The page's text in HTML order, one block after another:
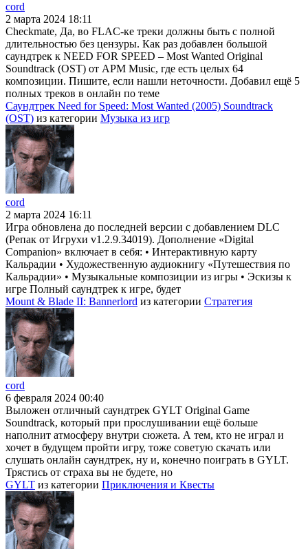
cord
2 марта 2024 18:11
Checkmate, Да, во FLAC-ке треки должны быть с полной
длительностью без цензуры. Как раз добавлен большой
саундтрек к NEED FOR SPEED – Most Wanted Original
Soundtrack (OST) от APM Music, где есть целых 64
композиции. Пишите, если нашли неточности. Добавил ещё 5
полных треков в онлайн по теме
Саундтрек Need for Speed: Most Wanted (2005) Soundtrack
(OST) из категории Музыка из игр
cord
2 марта 2024 16:11
Игра обновлена до последней версии с добавлением DLC
(Репак от Игрухи v1.2.9.34019). Дополнение «Digital
Companion» включает в себя: • Интерактивную карту
Кальрадии • Художественную аудиокнигу «Путешествия по
Кальрадии» • Музыкальные композиции из игры • Эскизы к
игре Полный саундтрек к игре, будет
Mount & Blade II: Bannerlord из категории Стратегия
cord
6 февраля 2024 00:40
Выложен отличный саундтрек GYLT Original Game
Soundtrack, который при прослушивании ещё больше
наполнит атмосферу внутри сюжета. А тем, кто не играл и
хочет в будущем пройти игру, тоже советую скачать или
слушать онлайн саундтрек, ну и, конечно поиграть в GYLT.
Трястись от страха вы не будете, но
GYLT из категории Приключения и Квесты